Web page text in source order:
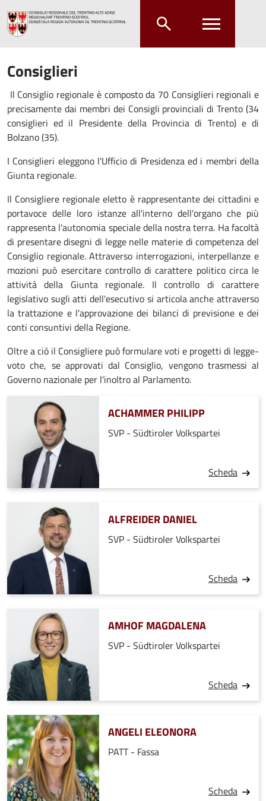
Consiglieri
Il Consiglio regionale è composto da 70 Consiglieri regionali e
precisamente dai membri dei Consigli provinciali di Trento (34
consiglieri ed il Presidente della Provincia di Trento) e di
Bolzano (35).
I Consiglieri eleggono l'Ufficio di Presidenza ed i membri della
Giunta regionale.
Il Consigliere regionale eletto è rappresentante dei cittadini e
portavoce delle loro istanze all'interno dell'organo che più
rappresenta l'autonomia speciale della nostra terra. Ha facoltà
di presentare disegni di legge nelle materie di competenza del
Consiglio regionale. Attraverso interrogazioni, interpellanze e
mozioni può esercitare controllo di carattere politico circa le
attività della Giunta regionale. Il controllo di carattere
legislativo sugli atti dell'esecutivo si articola anche attraverso
la trattazione e l'approvazione dei bilanci di previsione e dei
conti consuntivi della Regione.
Oltre a ciò il Consigliere può formulare voti e progetti di legge-
voto che, se approvati dal Consiglio, vengono trasmessi al
Governo nazionale per l'inoltro al Parlamento.
ACHAMMER PHILIPP
SVP - Südtiroler Volkspartei
Scheda
ALFREIDER DANIEL
SVP - Südtiroler Volkspartei
Scheda
AMHOF MAGDALENA
SVP - Südtiroler Volkspartei
Scheda
ANGELI ELEONORA
PATT - Fassa
Scheda